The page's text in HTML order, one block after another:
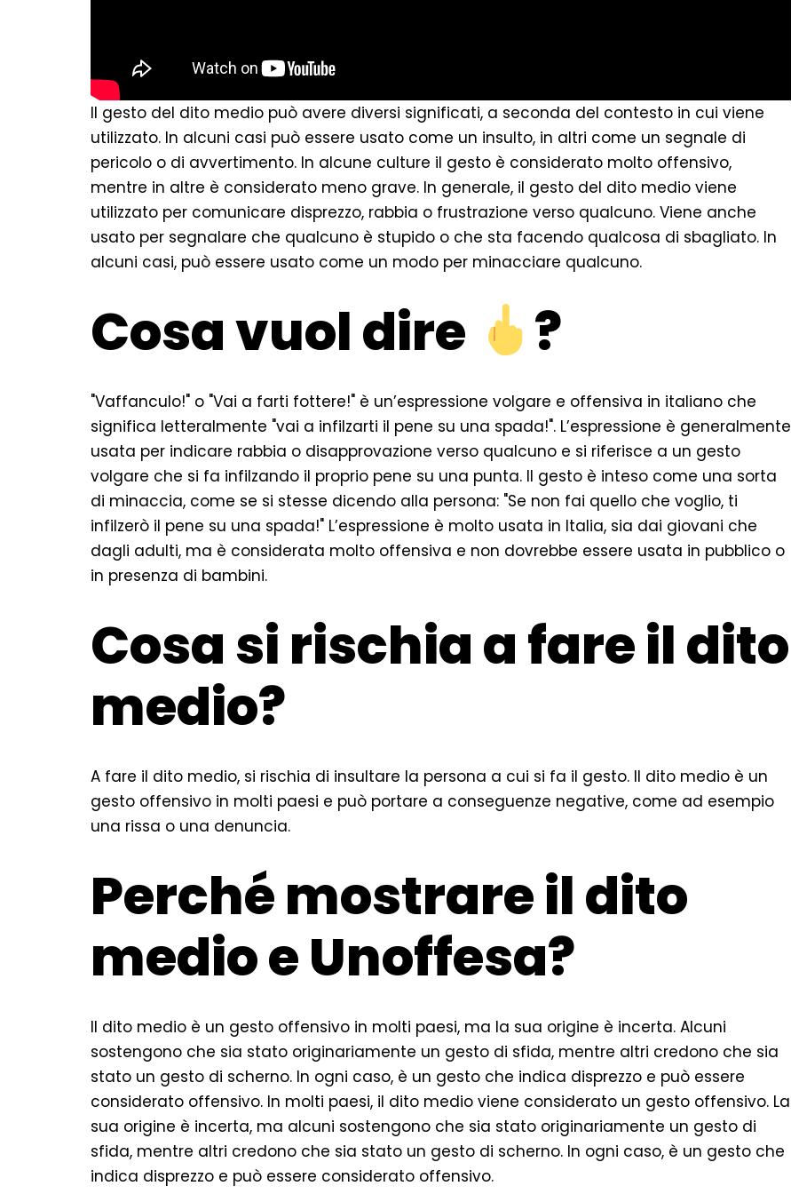
Il gesto del dito medio può avere diversi significati, a seconda del contesto in cui viene
utilizzato. In alcuni casi può essere usato come un insulto, in altri come un segnale di
pericolo o di avvertimento. In alcune culture il gesto è considerato molto offensivo,
mentre in altre è considerato meno grave. In generale, il gesto del dito medio viene
utilizzato per comunicare disprezzo, rabbia o frustrazione verso qualcuno. Viene anche
usato per segnalare che qualcuno è stupido o che sta facendo qualcosa di sbagliato. In
alcuni casi, può essere usato come un modo per minacciare qualcuno.
Cosa vuol dire ?
"Vaffanculo!" o "Vai a farti fottere!" è un’espressione volgare e offensiva in italiano che
significa letteralmente "vai a infilzarti il pene su una spada!". L’espressione è generalmente
usata per indicare rabbia o disapprovazione verso qualcuno e si riferisce a un gesto
volgare che si fa infilzando il proprio pene su una punta. Il gesto è inteso come una sorta
di minaccia, come se si stesse dicendo alla persona: "Se non fai quello che voglio, ti
infilzerò il pene su una spada!" L’espressione è molto usata in Italia, sia dai giovani che
dagli adulti, ma è considerata molto offensiva e non dovrebbe essere usata in pubblico o
in presenza di bambini.
Cosa si rischia a fare il dito
medio?
A fare il dito medio, si rischia di insultare la persona a cui si fa il gesto. Il dito medio è un
gesto offensivo in molti paesi e può portare a conseguenze negative, come ad esempio
una rissa o una denuncia.
Perché mostrare il dito
medio e Unoffesa?
Il dito medio è un gesto offensivo in molti paesi, ma la sua origine è incerta. Alcuni
sostengono che sia stato originariamente un gesto di sfida, mentre altri credono che sia
stato un gesto di scherno. In ogni caso, è un gesto che indica disprezzo e può essere
considerato offensivo. In molti paesi, il dito medio viene considerato un gesto offensivo. La
sua origine è incerta, ma alcuni sostengono che sia stato originariamente un gesto di
sfida, mentre altri credono che sia stato un gesto di scherno. In ogni caso, è un gesto che
indica disprezzo e può essere considerato offensivo.